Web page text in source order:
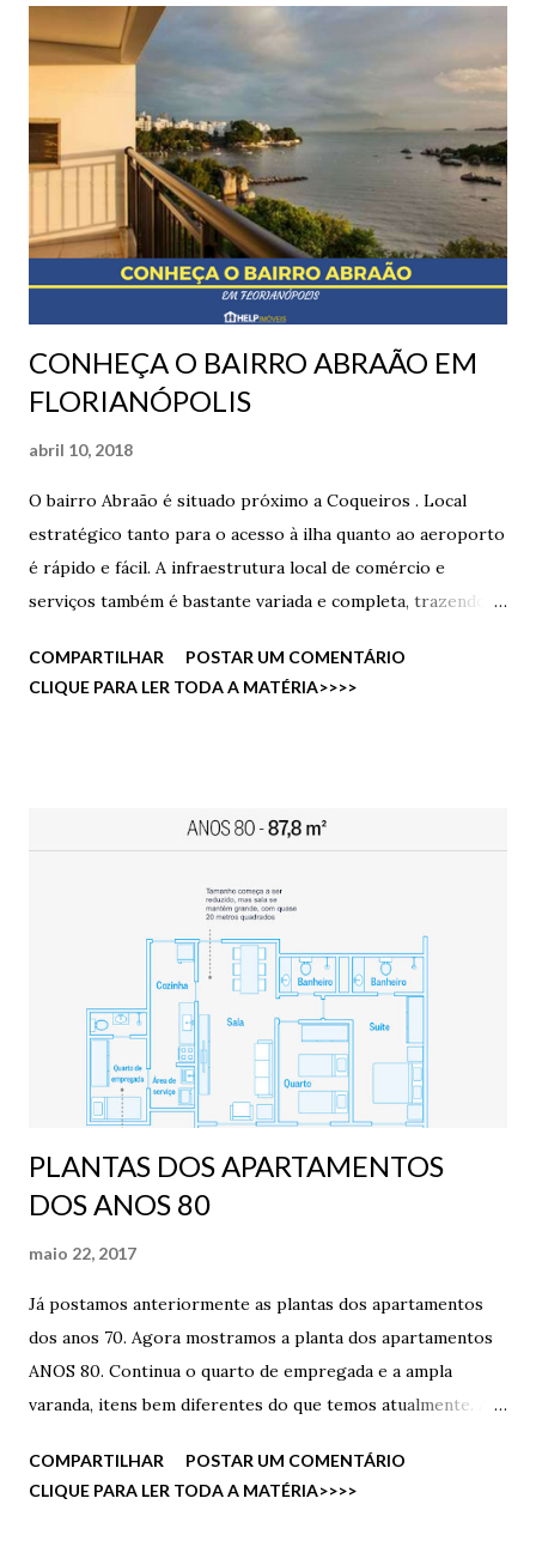
corredores, também sem salões de festas, playgrounds e
salões de jogos acaba sendo raro ter barulho de crianças
brincando, a não ser que o vizinho tenha muitos filhos. E
quem mora nos andares mais altos de um apartamento tem
menos efeito na estrutura do imóvel pois recebem menos
impacto de encanamento e pressão da água, por exemplo,
adiando o número de reformas no imóvel. Afinal, até agora
só temos prós em poder morar em andares altos! E...
CONHEÇA O BAIRRO ABRAÃO EM
FLORIANÓPOLIS
abril 10, 2018
O bairro Abraão é situado próximo a Coqueiros . Local
estratégico tanto para o acesso à ilha quanto ao aeroporto
é rápido e fácil. A infraestrutura local de comércio e
serviços também é bastante variada e completa, trazendo
Gastronômica, sem mencionar a presença do charmoso
Parque de Coqueiros e as vistas inigualáveis da baía. Além
COMPARTILHAR
POSTAR UM COMENTÁRIO
CLIQUE PARA LER TODA A MATÉRIA>>>>
PLANTAS DOS APARTAMENTOS
DOS ANOS 80
maio 22, 2017
Já postamos anteriormente as plantas dos apartamentos
dos anos 70. Agora mostramos a planta dos apartamentos
ANOS 80. Continua o quarto de empregada e a ampla
varanda, itens bem diferentes do que temos atualmente. A
espaço para mesas amplas, também algo raro em 2015.
Acompanhe outras plantas em nossa página:
COMPARTILHAR
POSTAR UM COMENTÁRIO
CLIQUE PARA LER TODA A MATÉRIA>>>>